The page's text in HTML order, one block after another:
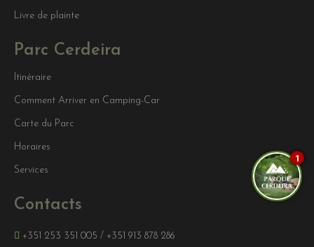
Livre de plainte
Parc Cerdeira
Itinéraire
Comment Arriver en Camping-Car
Carte du Parc
Horaires
Services
Contacts
+351 253 351 005 / +351 913 878 286
1